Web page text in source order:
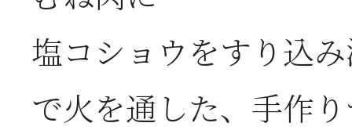
ご進物・ご贈答用品
塩コショウをすり込
で火を通した、手作